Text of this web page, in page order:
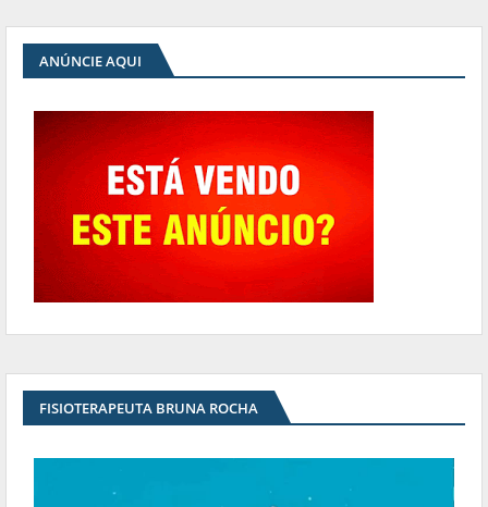
ANÚNCIE AQUI
FISIOTERAPEUTA BRUNA ROCHA